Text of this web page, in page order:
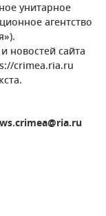
унитарное
агентство
новостей сайта
crimea.ria.ru